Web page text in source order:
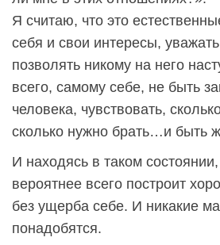
Я считаю, что это
себя и свои интересы,
позволять никому на него
всего, самому себе, не быть
человека, чувствовать,
сколько нужно брать…и быть
И находясь в таком
вероятнее всего построит
без ущерба себе. И никакие
понадобятся.